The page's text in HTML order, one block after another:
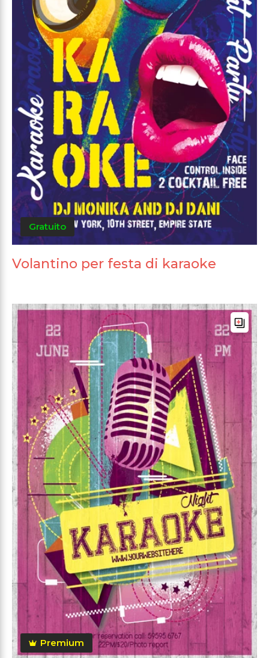
Gratuito
Volantino per festa di karaoke
Premium